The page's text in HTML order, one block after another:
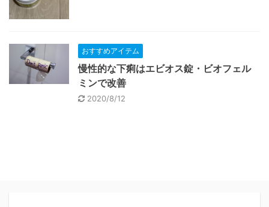
おすすめアイテム
慢性的な下痢はエビオス錠・ビオフェル
ミンで改善
2020/8/12